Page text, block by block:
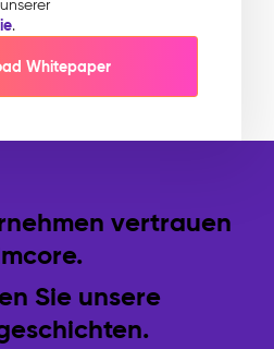
.
vertrauen
Sie unsere